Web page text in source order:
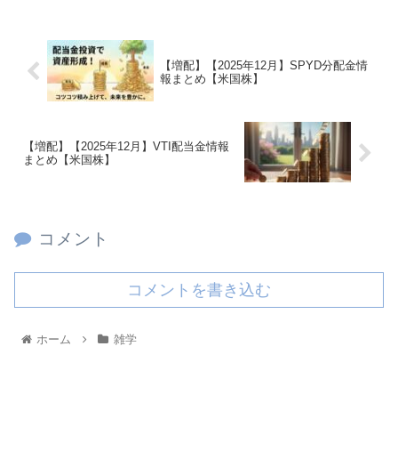
【増配】【2025年12月】SPYD分配金情
報まとめ【米国株】
【増配】【2025年12月】VTI配当金情報
まとめ【米国株】
コメント
コメントを書き込む
ホーム 雑学